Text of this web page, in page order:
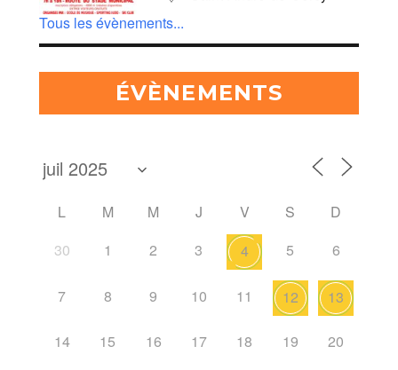
Tous les évènements...
ÉVÈNEMENTS
L M M J V S
D
30
1 2 3 4 5 6
7 8 9 10 11 12 13
14 15 16 17 18 19 20